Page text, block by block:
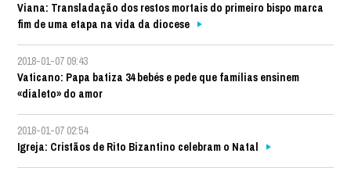
Viana: Transladação dos restos mortais do primeiro bispo marca
fim de uma etapa na vida da diocese
2018-01-07 09:43
Vaticano: Papa batiza 34 bebés e pede que famílias ensinem
«dialeto» do amor
2018-01-07 02:54
Igreja: Cristãos de Rito Bizantino celebram o Natal